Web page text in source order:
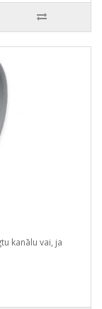
kanālu vai, ja